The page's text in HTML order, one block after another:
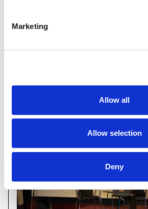
Marketing
Allow all
Allow selection
Deny
contemporáneo